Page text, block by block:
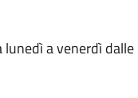
lunedì a venerdì dalle